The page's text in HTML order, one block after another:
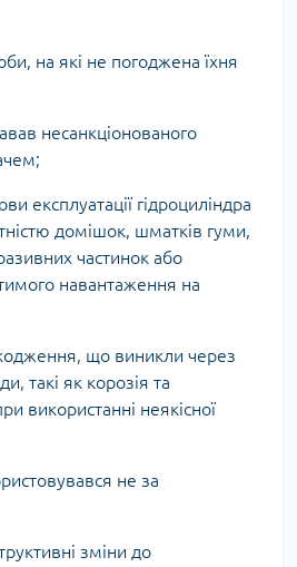
на які не погоджена їхня
несанкціонованого
експлуатації гідроциліндра
домішок, шматків гуми,
частинок або
навантаження на
що виникли через
такі як корозія та
використанні неякісної
не за
зміни до